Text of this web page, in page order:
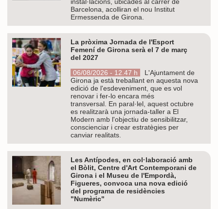
Barcelona, acolliran el nou Institut
Ermessenda de Girona.
La pròxima Jornada de l'Esport
Femení de Girona serà el 7 de març
del 2027
06/08/2026 - 12.47 h
L'Ajuntament de
Girona ja està treballant en aquesta nova
edició de l'esdeveniment, que es vol
renovar i fer-lo encara més
transversal. En paral·lel, aquest octubre
es realitzarà una jornada-taller a El
Modern amb l'objectiu de sensibilitzar,
conscienciar i crear estratègies per
canviar realitats.
Les Antípodes, en col·laboració amb
el Bòlit, Centre d'Art Contemporani de
Girona i el Museu de l'Empordà,
Figueres, convoca una nova edició
del programa de residències
"Numèric"